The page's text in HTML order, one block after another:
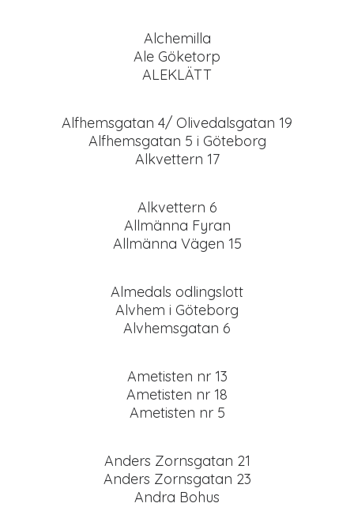
Alchemilla
Ale Göketorp
ALEKLÄTT
Alfhemsgatan 4/ Olivedalsgatan 19
Alfhemsgatan 5 i Göteborg
Alkvettern 17
Alkvettern 6
Allmänna Fyran
Allmänna Vägen 15
Almedals odlingslott
Alvhem i Göteborg
Alvhemsgatan 6
Ametisten nr 13
Ametisten nr 18
Ametisten nr 5
Anders Zornsgatan 21
Anders Zornsgatan 23
Andra Bohus